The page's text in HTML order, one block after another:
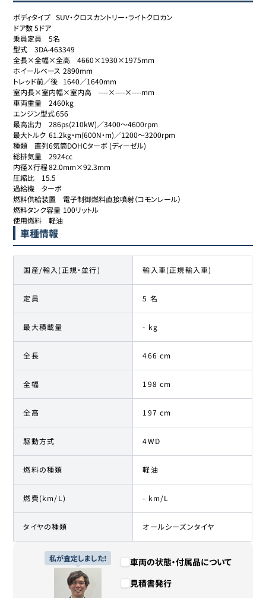
ボディタイプ	SUV・クロスカントリー・ライトクロカン
ドア数	5ドア
乗員定員	5名
型式	3DA-463349
全長×全幅×全高	4660×1930×1975mm
ホイールベース	2890mm
トレッド前／後	1640／1640mm
室内長×室内幅×室内高	----×----×----mm
車両重量	2460kg
エンジン型式	656
最高出力	286ps(210kW)／3400～4600rpm
最大トルク	61.2kg・m(600N・m)／1200～3200rpm
種類	直列6気筒DOHCターボ (ディーゼル)
総排気量	2924cc
内径Ｘ行程	82.0mm×92.3mm
圧縮比	15.5
過給機	ターボ
燃料供給装置	電子制御燃料直接噴射（コモンレール）
燃料タンク容量	100リットル
使用燃料	軽油
車種情報
国産/輸入(正規・並行) 輸入車(正規輸入車)
定員 5 名
最大積載量 - kg
全長 466 cm
全幅 198 cm
全高 197 cm
駆動方式 4WD
燃料の種類 軽油
燃費(km/L) - km/L
タイヤの種類 オールシーズンタイヤ
私が査定しました!
車両の状態・付属品について
見積書発行